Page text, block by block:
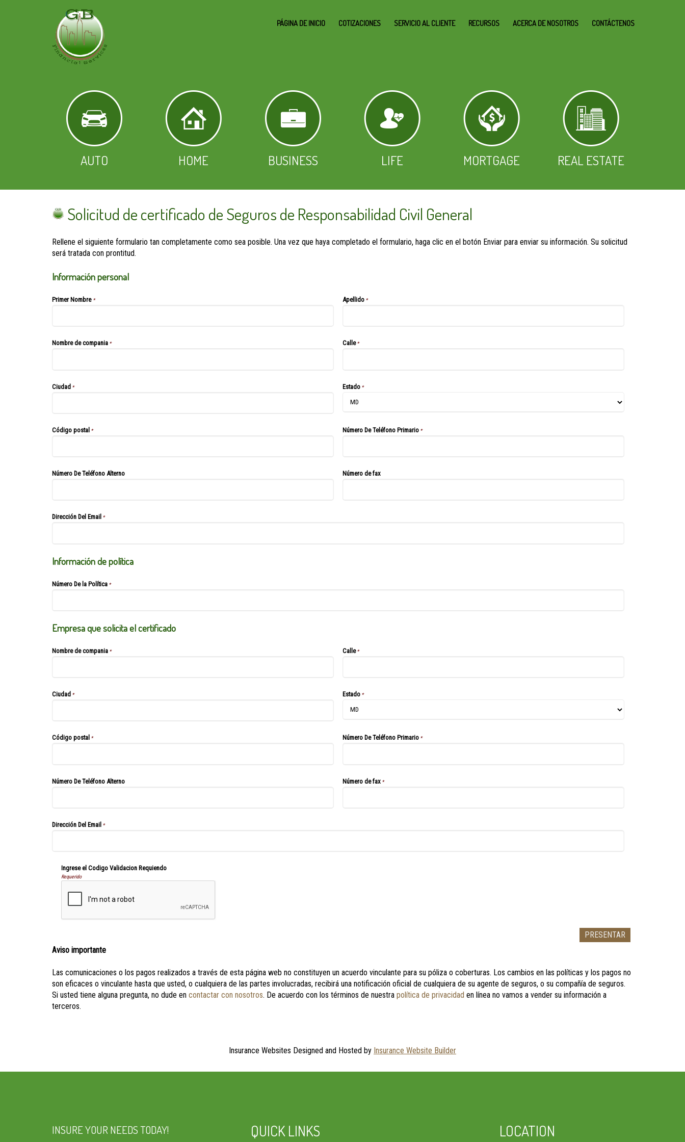
PÁGINA DE INICIO COTIZACIONES SERVICIO AL CLIENTE RECURSOS ACERCA DE NOSOTROS CONTÁCTENOS
AUTO HOME BUSINESS LIFE MORTGAGE REAL ESTATE
Solicitud de certificado de Seguros de Responsabilidad Civil General
Rellene el siguiente formulario tan completamente como sea posible. Una vez que haya completado el formulario, haga clic en el botón Enviar para enviar su información. Su solicitud
será tratada con prontitud.
Información personal
Primer Nombre * Apellido *
Nombre de compania * Calle*
Ciudad * Estado *
Código postal * Número De Teléfono Primario *
Número De Teléfono Alterno Número de fax
Dirección Del Email *
Información de política
Número De la Política *
Empresa que solicita el certificado
Nombre de compania * Calle*
Ciudad * Estado *
Código postal * Número De Teléfono Primario *
Número De Teléfono Alterno Número de fax *
Dirección Del Email *
Ingrese el Codigo Validacion Requiendo
Requerido
Aviso importante
Las comunicaciones o los pagos realizados a través de esta página web no constituyen un acuerdo vinculante para su póliza o coberturas. Los cambios en las políticas y los pagos no
son eficaces o vinculante hasta que usted, o cualquiera de las partes involucradas, recibirá una notificación oficial de cualquiera de su agente de seguros, o su compañía de seguros.
Si usted tiene alguna pregunta, no dude en contactar con nosotros. De acuerdo con los términos de nuestra política de privacidad en línea no vamos a vender su información a
terceros.
Insurance Websites Designed and Hosted by Insurance Website Builder
INSURE YOUR NEEDS TODAY! QUICK LINKS LOCATION